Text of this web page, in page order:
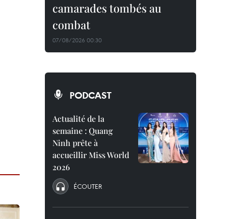
camarades tombés au
combat
07/08/2026 00:30
PODCAST
Actualité de la
semaine : Quang
Ninh prête à
accueillir Miss World
2026
ÉCOUTER